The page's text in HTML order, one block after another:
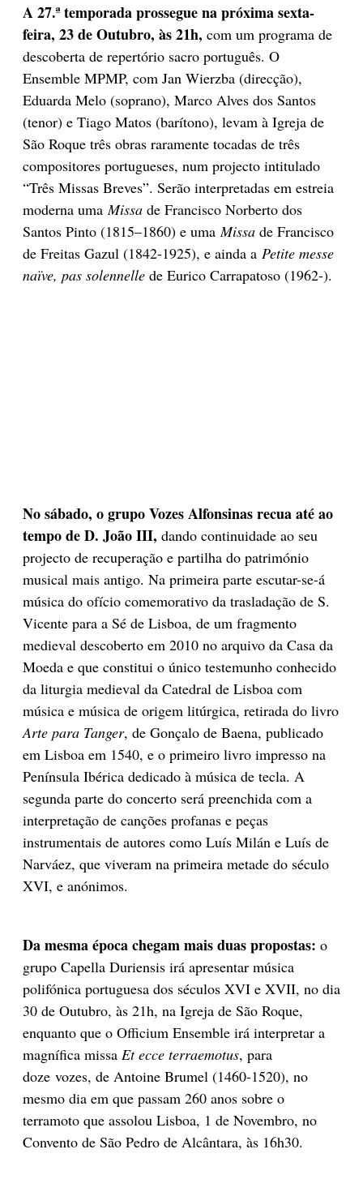
A 27.ª temporada prossegue na próxima sexta-
feira, 23 de Outubro, às 21h, com um programa de
descoberta de repertório sacro português. O
Ensemble MPMP, com Jan Wierzba (direcção),
Eduarda Melo (soprano), Marco Alves dos Santos
(tenor) e Tiago Matos (barítono), levam à Igreja de
São Roque três obras raramente tocadas de três
compositores portugueses, num projecto intitulado
“Três Missas Breves”. Serão interpretadas em estreia
moderna umaMissa de Francisco Norberto dos
Santos Pinto (1815–1860) e umaMissa de Francisco
de Freitas Gazul (1842-1925), e ainda a Petite messe
naïve, pas solennelle de Eurico Carrapatoso (1962-).
No sábado, o grupo Vozes Alfonsinas recua até ao
tempo de D. João III, dando continuidade ao seu
projecto de recuperação e partilha do património
musical mais antigo. Na primeira parte escutar-se-á
música do ofício comemorativo da trasladação de S.
Vicente para a Sé de Lisboa, de um fragmento
medieval descoberto em 2010 no arquivo da Casa da
Moeda e que constitui o único testemunho conhecido
da liturgia medieval da Catedral de Lisboa com
música e música de origem litúrgica, retirada do livro
Arte para Tanger, de Gonçalo de Baena, publicado
em Lisboa em 1540, e o primeiro livro impresso na
Península Ibérica dedicado à música de tecla. A
segunda parte do concerto será preenchida com a
interpretação de canções profanas e peças
instrumentais de autores como Luís Milán e Luís de
Narváez, que viveram na primeira metade do século
XVI, e anónimos.
Da mesma época chegam mais duas propostas: o
grupo Capella Duriensis irá apresentar música
polifónica portuguesa dos séculos XVI e XVII, no dia
30 de Outubro, às 21h, na Igreja de São Roque,
enquanto que o Officium Ensemble irá interpretar a
magnífica missa Et ecce terraemotus, para
doze vozes, de Antoine Brumel (1460-1520), no
mesmo dia em que passam 260 anos sobre o
terramoto que assolou Lisboa, 1 de Novembro, no
Convento de São Pedro de Alcântara, às 16h30.